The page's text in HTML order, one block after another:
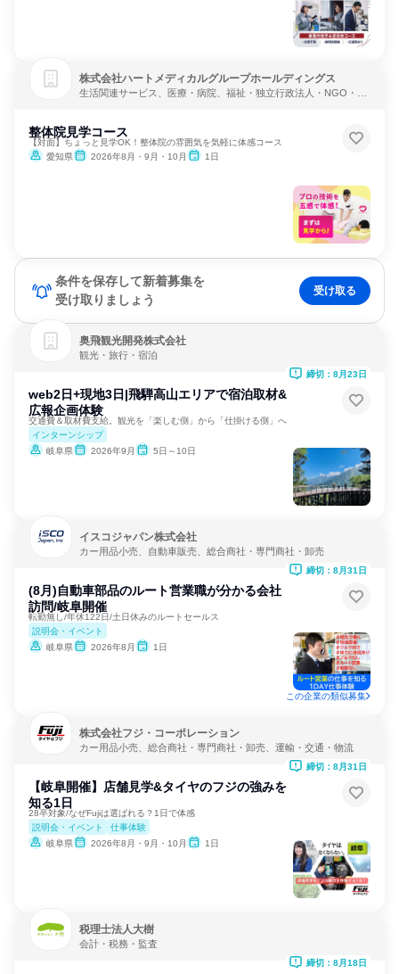
株式会社ハートメディカルグループホールディングス
生活関連サービス、医療・病院、福祉・独立行政法人・NGO・N
整体院見学コース
【対面】ちょっと見学OK！整体院の雰囲気を気軽に体感コース
愛知県
2026年8月・9月・10月 1日
条件を保存して新着募集を
受け取りましょう
受け取る
奥飛観光開発株式会社
観光・旅行・宿泊
web2日+現地3日|飛騨高山エリアで宿泊取材&
広報企画体験
交通費＆取材費支給。観光を「楽しむ側」から「仕掛ける側」へ
インターンシップ
岐阜県
2026年9月 5日～10日
締切：8月23日
イスコジャパン株式会社
カー用品小売、自動車販売、総合商社・専門商社・卸売
(8月)自動車部品のルート営業職が分かる会社
訪問/岐阜開催
転勤無し/年休122日/土日休みのルートセールス
説明会・イベント
岐阜県
2026年8月 1日
締切：8月31日
この企業の類似募集
株式会社フジ・コーポレーション
カー用品小売、総合商社・専門商社・卸売、運輸・交通・物流
【岐阜開催】店舗見学&タイヤのフジの強みを
知る1日
28卒対象/なぜFujiは選ばれる？1日で体感
説明会・イベント
仕事体験
岐阜県
2026年8月・9月・10月 1日
締切：8月31日
税理士法人大樹
会計・税務・監査
締切：8月18日